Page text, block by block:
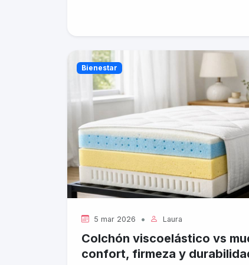
Bienestar
5 mar 2026 • Laura
Colchón viscoelástico vs
confort, firmeza y